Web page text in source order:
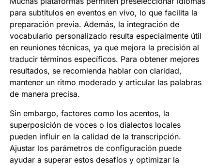
para subtítulos en eventos en vivo, lo que facilita la
preparación previa. Además, la integración de
vocabulario personalizado resulta especialmente útil
en reuniones técnicas, ya que mejora la precisión al
traducir términos específicos. Para obtener mejores
resultados, se recomienda hablar con claridad,
mantener un ritmo moderado y articular las palabras
de manera precisa.
Sin embargo, factores como los acentos, la
superposición de voces o los dialectos locales
pueden influir en la calidad de la transcripción.
Ajustar los parámetros de configuración puede
ayudar a superar estos desafíos y optimizar la